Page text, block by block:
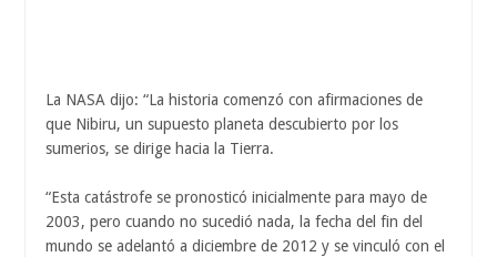
La NASA dijo: “La historia comenzó con afirmaciones de
que Nibiru, un supuesto planeta descubierto por los
sumerios, se dirige hacia la Tierra.
“Esta catástrofe se pronosticó inicialmente para mayo de
2003, pero cuando no sucedió nada, la fecha del fin del
mundo se adelantó a diciembre de 2012 y se vinculó con el